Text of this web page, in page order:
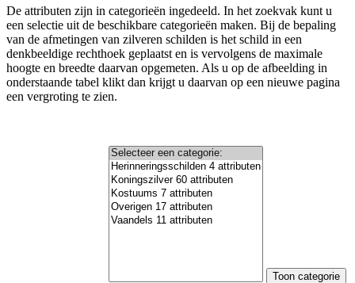
De attributen zijn in categorieën ingedeeld. In het zoekvak kunt u
een selectie uit de beschikbare categorieën maken. Bij de bepaling
van de afmetingen van zilveren schilden is het schild in een
denkbeeldige rechthoek geplaatst en is vervolgens de maximale
hoogte en breedte daarvan opgemeten. Als u op de afbeelding in
onderstaande tabel klikt dan krijgt u daarvan op een nieuwe pagina
een vergroting te zien.